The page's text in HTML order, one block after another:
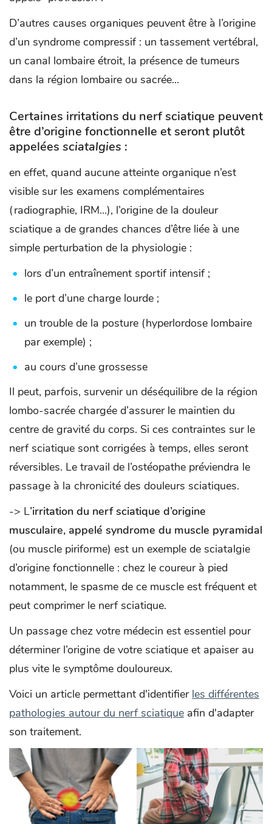
D’autres causes organiques peuvent être à l’origine
d’un syndrome compressif : un tassement vertébral,
un canal lombaire étroit, la présence de tumeurs
dans la région lombaire ou sacrée...
Certaines irritations du nerf sciatique peuvent
être d’origine fonctionnelle et seront plutôt
appelées sciatalgies :
en effet, quand aucune atteinte organique n’est
visible sur les examens complémentaires
(radiographie, IRM...), l’origine de la douleur
sciatique a de grandes chances d’être liée à une
simple perturbation de la physiologie :
lors d’un entraînement sportif intensif ;
le port d’une charge lourde ;
un trouble de la posture (hyperlordose lombaire
par exemple) ;
au cours d’une grossesse
Il peut, parfois, survenir un déséquilibre de la région
lombo-sacrée chargée d’assurer le maintien du
centre de gravité du corps. Si ces contraintes sur le
nerf sciatique sont corrigées à temps, elles seront
réversibles. Le travail de l’ostéopathe préviendra le
passage à la chronicité des douleurs sciatiques.
-> L’irritation du nerf sciatique d’origine
musculaire, appelé syndrome du muscle pyramidal
(ou muscle piriforme) est un exemple de sciatalgie
d’origine fonctionnelle : chez le coureur à pied
notamment, le spasme de ce muscle est fréquent et
peut comprimer le nerf sciatique.
Un passage chez votre médecin est essentiel pour
déterminer l’origine de votre sciatique et apaiser au
plus vite le symptôme douloureux.
Voici un article permettant d'identifier les différentes
pathologies autour du nerf sciatique afin d'adapter
son traitement.